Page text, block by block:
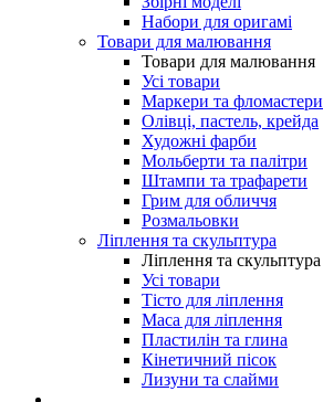
Набори для оригамі
Товари для малювання
Товари для малювання
Усі товари
Маркери та фломастери
Олівці, пастель, крейда
Художні фарби
Мольберти та палітри
Штампи та трафарети
Грим для обличчя
Розмальовки
Ліплення та скульптура
Ліплення та скульптура
Усі товари
Тісто для ліплення
Маса для ліплення
Пластилін та глина
Кінетичний пісок
Лизуни та слайми